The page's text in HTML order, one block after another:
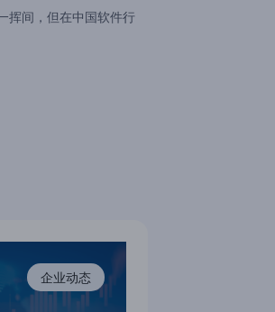
挥间，但在中国软件行
企业动态